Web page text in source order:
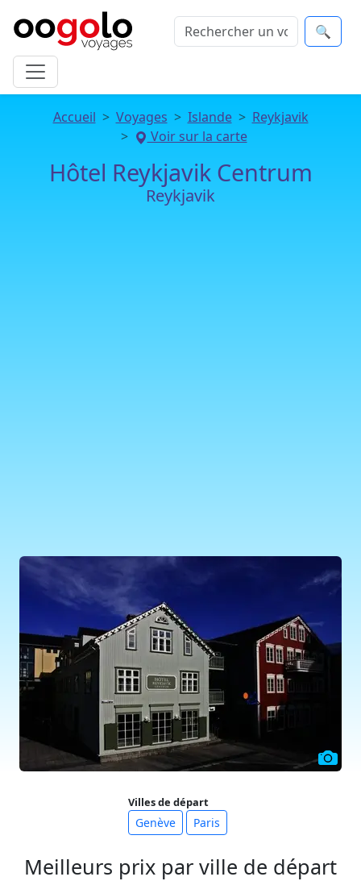
🔍
Accueil Voyages Islande
Reykjavik
Voir sur la carte
Hôtel Reykjavik Centrum
Reykjavik
Villes de départ
Genève Paris
Meilleurs prix par ville de départ